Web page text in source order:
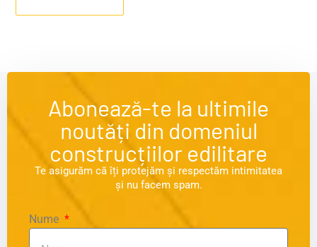
Abonează-te la ultimile
noutăți din domeniul
construcțiilor edilitare
Te asigurăm că îți protejăm și respectăm intimitatea
și nu facem spam.
Nume